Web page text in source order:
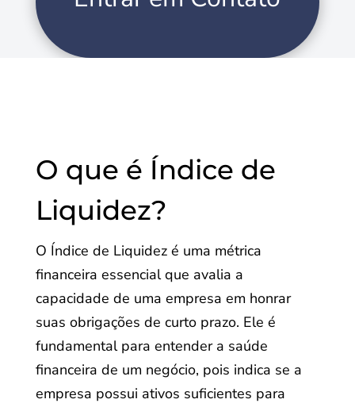
O que é Índice de
Liquidez?
O Índice de Liquidez é uma métrica
financeira essencial que avalia a
capacidade de uma empresa em honrar
suas obrigações de curto prazo. Ele é
fundamental para entender a saúde
financeira de um negócio, pois indica se a
empresa possui ativos suficientes para